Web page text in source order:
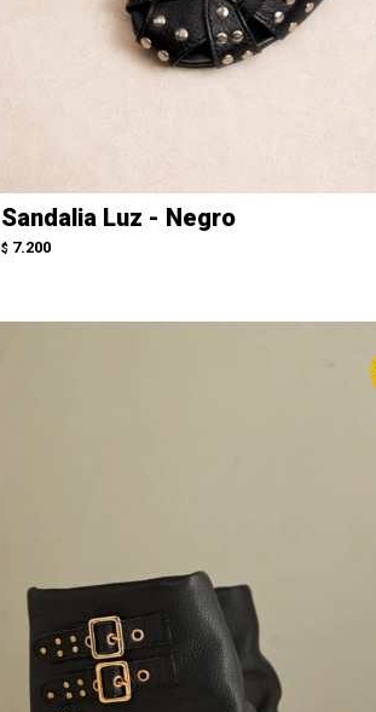
Sandalia Luz - Negro
$ 7.200